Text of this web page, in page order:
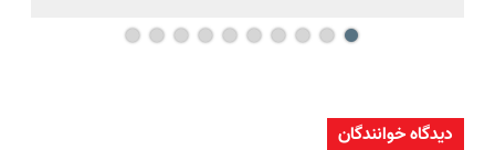
دیدگاه خوانندگان